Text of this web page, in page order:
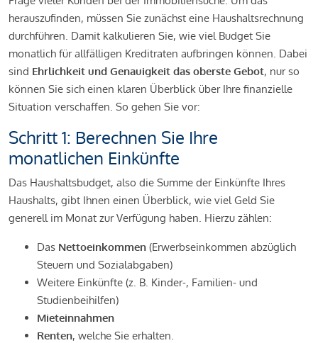
herauszufinden, müssen Sie zunächst eine Haushaltsrechnung
durchführen. Damit kalkulieren Sie, wie viel Budget Sie
monatlich für allfälligen Kreditraten aufbringen können. Dabei
sind Ehrlichkeit und Genauigkeit das oberste Gebot, nur so
können Sie sich einen klaren Überblick über Ihre finanzielle
Situation verschaffen. So gehen Sie vor:
Schritt 1: Berechnen Sie Ihre
monatlichen Einkünfte
Das Haushaltsbudget, also die Summe der Einkünfte Ihres
Haushalts, gibt Ihnen einen Überblick, wie viel Geld Sie
generell im Monat zur Verfügung haben. Hierzu zählen:
Das Nettoeinkommen (Erwerbseinkommen abzüglich
Steuern und Sozialabgaben)
Weitere Einkünfte (z. B. Kinder-, Familien- und
Studienbeihilfen)
Mieteinnahmen
Renten, welche Sie erhalten.